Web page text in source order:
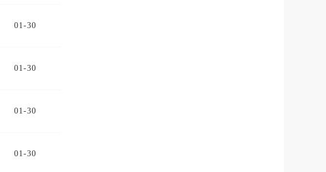
01-30
01-30
01-30
01-30